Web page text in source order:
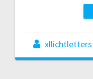
xllichtletters